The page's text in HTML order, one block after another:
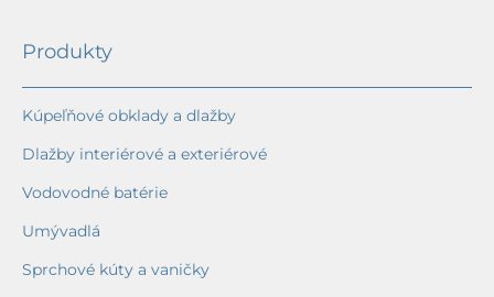
Produkty
Kúpeľňové obklady a dlažby
Dlažby interiérové a exteriérové
Vodovodné batérie
Umývadlá
Sprchové kúty a vaničky